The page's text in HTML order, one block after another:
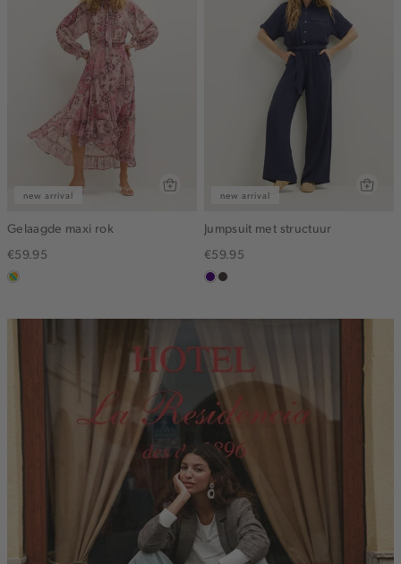
new arrival
Gelaagde maxi rok
€59.95
meerkleurig
new arrival
Jumpsuit met structuur
€59.95
indigochoco